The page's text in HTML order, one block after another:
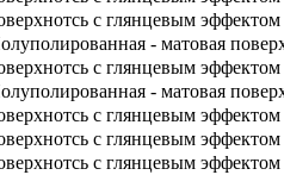
с глянцевым эффектом
- матовая
с глянцевым эффектом
- матовая
с глянцевым эффектом
с глянцевым эффектом
с глянцевым эффектом